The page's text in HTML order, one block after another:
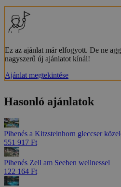
Ez az ajánlat már elfogyott. De ne
nagyszerű új ajánlatot kínál!
Ajánlat megtekintése
Hasonló ajánlatok
Pihenés a Kitzsteinhorn gleccser
551 917 Ft
Pihenés Zell am Seeben wellnessel
122 164 Ft